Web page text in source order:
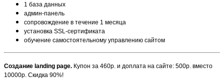
1 база данных
админ-панель
сопровождение в течение 1 месяца
установка SSL-сертификата
обучение самостоятельному управлению сайтом
Создание landing page. Купон за 460р. и доплата на сайте: 500р. вместо
10000р. Скидка 90%!